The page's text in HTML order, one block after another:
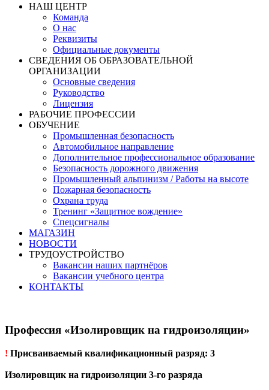
НАШ ЦЕНТР
Команда
О нас
Реквизиты
Официальные документы
СВЕДЕНИЯ ОБ ОБРАЗОВАТЕЛЬНОЙ
ОРГАНИЗАЦИИ
Основные сведения
Руководство
Лицензия
РАБОЧИЕ ПРОФЕССИИ
ОБУЧЕНИЕ
Промышленная безопасность
Автомобильное направление
Дополнительное профессиональное образование
Безопасность дорожного движения
Промышленный альпинизм / Работы на высоте
Пожарная безопасность
Охрана труда
Тренинг «Защитное вождение»
Спецсигналы
МАГАЗИН
НОВОСТИ
ТРУДОУСТРОЙСТВО
Вакансии наших партнёров
Вакансии учебного центра
КОНТАКТЫ
Профессия «Изолировщик на гидроизоляции»
! Присваиваемый квалификационный разряд: 3
Изолировщик на гидроизоляции 3-го разряда